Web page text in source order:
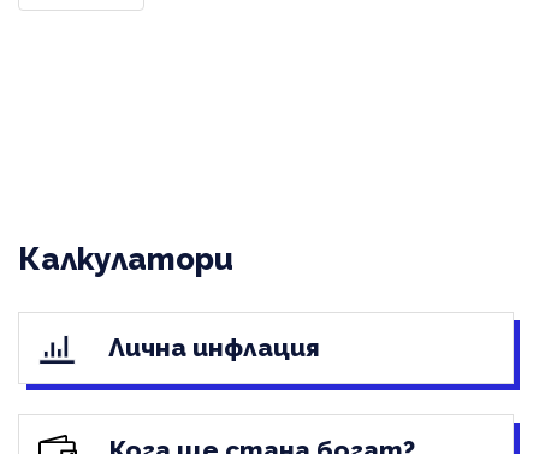
Калкулатори
Лична инфлация